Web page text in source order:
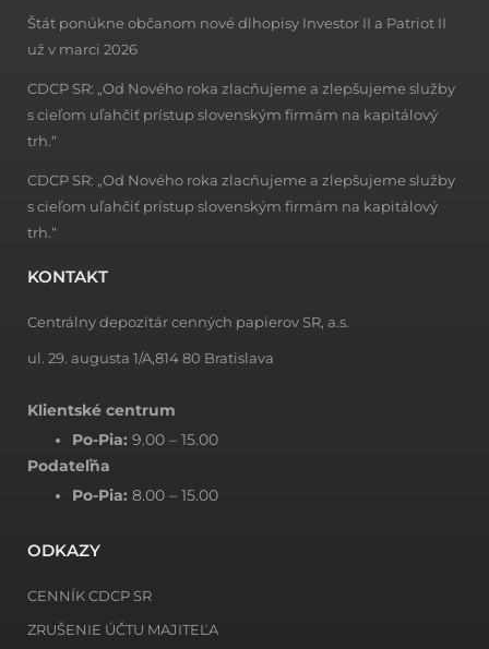
Štát ponúkne občanom nové dlhopisy Investor II a Patriot II
už v marci 2026
CDCP SR: „Od Nového roka zlacňujeme a zlepšujeme služby
s cieľom uľahčiť prístup slovenským firmám na kapitálový
trh.“
CDCP SR: „Od Nového roka zlacňujeme a zlepšujeme služby
s cieľom uľahčiť prístup slovenským firmám na kapitálový
trh.“
KONTAKT
Centrálny depozitár cenných papierov SR, a.s.
ul. 29. augusta 1/A,814 80 Bratislava
Klientské centrum
Po-Pia: 9.00 – 15.00
Podateľňa
Po-Pia:8.00 – 15.00
ODKAZY
CENNÍK CDCP SR
ZRUŠENIE ÚČTU MAJITEĽA